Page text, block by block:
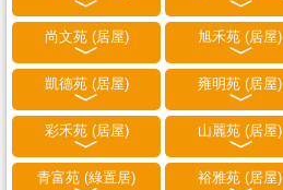
尚文苑 (居屋) 旭禾苑 (居屋)
凱德苑 (居屋) 雍明苑 (居屋)
彩禾苑 (居屋) 山麗苑 (居屋)
青富苑 (綠置居) 裕雅苑 (居屋)